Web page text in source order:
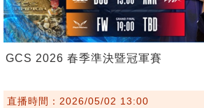
GCS 2026 春季準決暨冠軍賽
直播時間：2026/05/02 13:00